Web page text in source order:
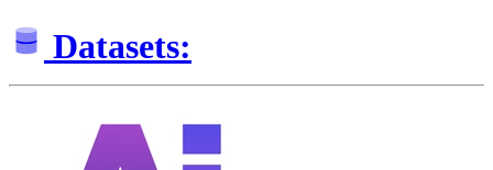
Datasets: